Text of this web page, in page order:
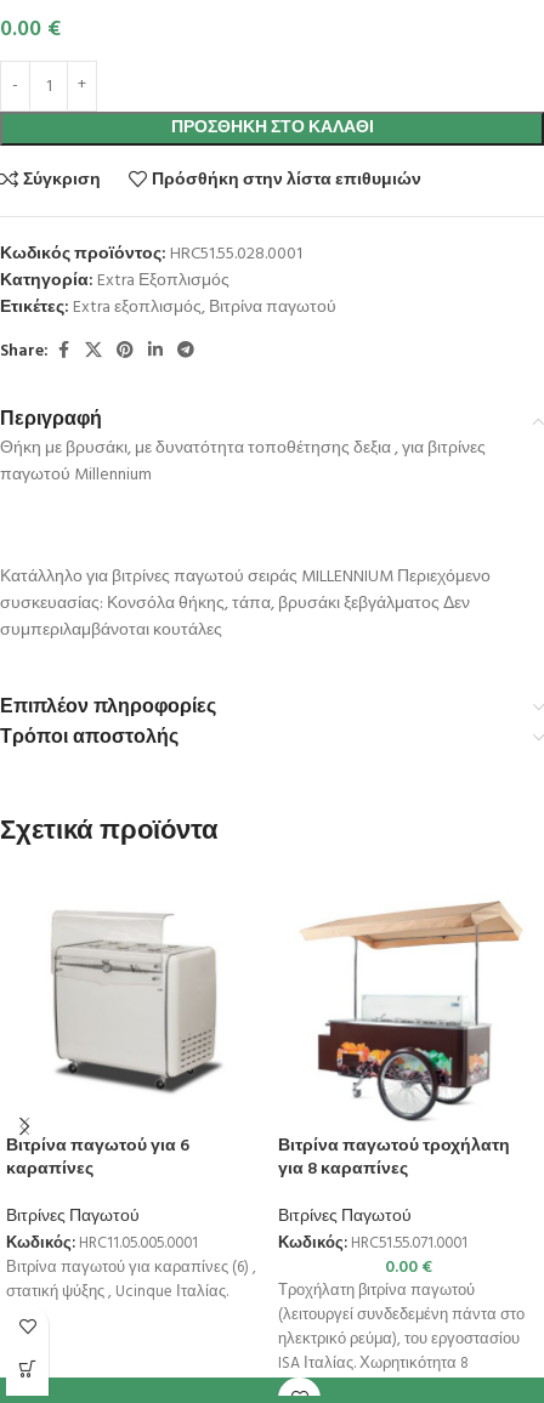
0.00 €
ΠΡΟΣΘΉΚΗ ΣΤΟ ΚΑΛΆΘΙ
Σύγκριση
Πρόσθήκη στην λίστα επιθυμιών
Κωδικός προϊόντος: HRC51.55.028.0001
Κατηγορία: Extra Εξοπλισμός
Ετικέτες: Extra εξοπλισμός,Βιτρίνα παγωτού
Share:
Περιγραφή
Θήκη με βρυσάκι, με δυνατότητα τοποθέτησης δεξια , για βιτρίνες
παγωτού Millennium
Κατάλληλο για βιτρίνες παγωτού σειράς MILLENNIUM Περιεχόμενο
συσκευασίας: Κονσόλα θήκης, τάπα, βρυσάκι ξεβγάλματος Δεν
συμπεριλαμβάνοται κουτάλες
Επιπλέον πληροφορίες
Τρόποι αποστολής
Σχετικά προϊόντα
Βιτρίνα παγωτού για 6
καραπίνες
Βιτρίνες Παγωτού
Κωδικός: HRC11.05.005.0001
Βιτρίνα παγωτού για καραπίνες (6) ,
στατική ψύξης , Ucinque Ιταλίας.
Βιτρίνα παγωτού τροχήλατη
για 8 καραπίνες
Βιτρίνες Παγωτού
Κωδικός: HRC51.55.071.0001
0.00€
Τροχήλατη βιτρίνα παγωτού
(λειτουργεί συνδεδεμένη πάντα στο
ηλεκτρικό ρεύμα), του εργοστασίου
ISA Ιταλίας. Χωρητικότητα 8
καραπίνες 7lt. Εξωτερικές